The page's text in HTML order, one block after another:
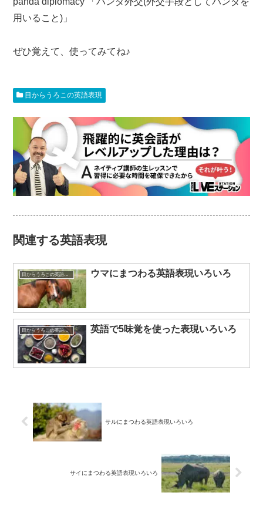
用いること)」
ぜひ覚えて、使ってみてね♪
目からうろこの英語表現
関連する英語表現
目からうろこの英語表現 ウマにまつわる英語表現いろいろ
目からうろこの英語表現 英語で5味覚を使った表現いろいろ
サルにまつわる英語表現いろいろ
サイにまつわる英語表現いろいろ